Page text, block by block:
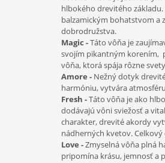
Pivná podložka
Stromček
hlbokého drevitého
balzamickým bohatstvom a
dobrodružstva.
Magic -Táto vôňa je
svojím pikantným korením,
vôňa, ktorá spája rôzne
Amore - Nežný dotyk
harmóniu, vytvára
Fresh -Táto vôňa je ako
dodávajú vôni sviežosť a
charakter, drevité akordy
nádherných kvetov.
Love -Zmyselná vôňa plná
pripomína krásu, jemnosť a